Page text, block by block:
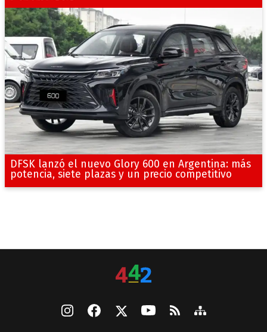
DFSK lanzó el nuevo Glory 600 en Argentina: más
potencia, siete plazas y un precio competitivo